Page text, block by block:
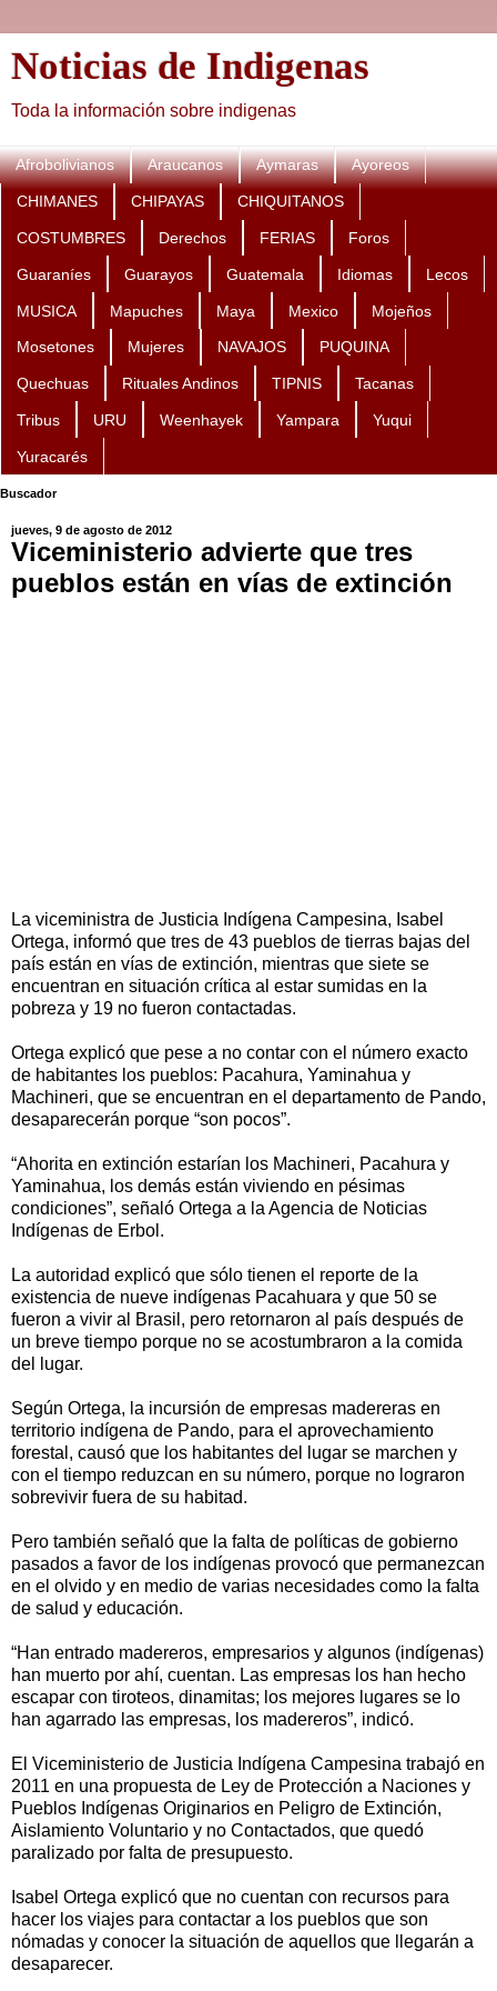
Noticias de Indigenas
Toda la información sobre indigenas
Afrobolivianos Araucanos Aymaras Ayoreos
CHIMANES CHIPAYAS CHIQUITANOS
COSTUMBRES Derechos FERIAS Foros
Guaraníes Guarayos Guatemala Idiomas Lecos
MUSICA Mapuches Maya Mexico Mojeños
Mosetones Mujeres NAVAJOS PUQUINA
Quechuas Rituales Andinos TIPNIS Tacanas
Tribus URU Weenhayek Yampara Yuqui
Yuracarés
Buscador
jueves, 9 de agosto de 2012
Viceministerio advierte que tres
pueblos están en vías de extinción
La viceministra de Justicia Indígena Campesina, Isabel
Ortega, informó que tres de 43 pueblos de tierras bajas del
país están en vías de extinción, mientras que siete se
encuentran en situación crítica al estar sumidas en la
pobreza y 19 no fueron contactadas.
Ortega explicó que pese a no contar con el número exacto
de habitantes los pueblos: Pacahura, Yaminahua y
Machineri, que se encuentran en el departamento de Pando,
desaparecerán porque “son pocos”.
“Ahorita en extinción estarían los Machineri, Pacahura y
Yaminahua, los demás están viviendo en pésimas
condiciones”, señaló Ortega a la Agencia de Noticias
Indígenas de Erbol.
La autoridad explicó que sólo tienen el reporte de la
existencia de nueve indígenas Pacahuara y que 50 se
fueron a vivir al Brasil, pero retornaron al país después de
un breve tiempo porque no se acostumbraron a la comida
del lugar.
Según Ortega, la incursión de empresas madereras en
territorio indígena de Pando, para el aprovechamiento
forestal, causó que los habitantes del lugar se marchen y
con el tiempo reduzcan en su número, porque no lograron
sobrevivir fuera de su habitad.
Pero también señaló que la falta de políticas de gobierno
pasados a favor de los indígenas provocó que permanezcan
en el olvido y en medio de varias necesidades como la falta
de salud y educación.
“Han entrado madereros, empresarios y algunos (indígenas)
han muerto por ahí, cuentan. Las empresas los han hecho
escapar con tiroteos, dinamitas; los mejores lugares se lo
han agarrado las empresas, los madereros”, indicó.
El Viceministerio de Justicia Indígena Campesina trabajó en
2011 en una propuesta de Ley de Protección a Naciones y
Pueblos Indígenas Originarios en Peligro de Extinción,
Aislamiento Voluntario y no Contactados, que quedó
paralizado por falta de presupuesto.
Isabel Ortega explicó que no cuentan con recursos para
hacer los viajes para contactar a los pueblos que son
nómadas y conocer la situación de aquellos que llegarán a
desaparecer.